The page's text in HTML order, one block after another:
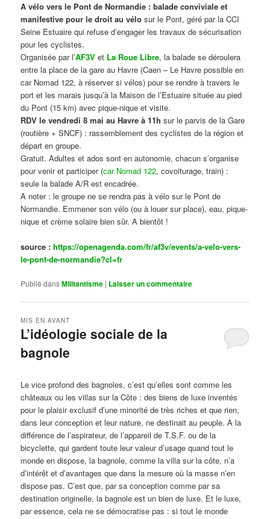
A vélo vers le Pont de Normandie : balade conviviale et
manifestive pour le droit au vélo sur le Pont, géré par la CCI
Seine Estuaire qui refuse d’engager les travaux de sécurisation
pour les cyclistes.
Organisée par l’AF3V et La Roue Libre, la balade se déroulera
entre la place de la gare au Havre (Caen – Le Havre possible en
car Nomad 122, à réserver si vélos) pour se rendre à travers le
port et les marais jusqu’à la Maison de l’Estuaire située au pied
du Pont (15 km) avec pique-nique et visite.
RDV le vendredi 8 mai au Havre à 11h sur le parvis de la Gare
(routière + SNCF) : rassemblement des cyclistes de la région et
départ en groupe.
Gratuit. Adultes et ados sont en autonomie, chacun s’organise
pour venir et participer (car Nomad 122, covoiturage, train) :
seule la balade A/R est encadrée.
A noter : le groupe ne se rendra pas à vélo sur le Pont de
Normandie. Emmener son vélo (ou à louer sur place), eau, pique-
nique et crème solaire bien sûr. A bientôt !
source :https://openagenda.com/fr/af3v/events/a-velo-vers-
le-pont-de-normandie?cl=fr
Publié dansMilitantisme | Laisser un commentaire
L’idéologie sociale de la
bagnole
MIS EN AVANT
Le vice profond des bagnoles, c’est qu’elles sont comme les
châteaux ou les villas sur la Côte : des biens de luxe inventés
pour le plaisir exclusif d’une minorité de très riches et que rien,
dans leur conception et leur nature, ne destinait au peuple. À la
différence de l’aspirateur, de l’appareil de T.S.F. ou de la
bicyclette, qui gardent toute leur valeur d’usage quand tout le
monde en dispose, la bagnole, comme la villa sur la côte, n’a
d’intérêt et d’avantages que dans la mesure où la masse n’en
dispose pas. C’est que, par sa conception comme par sa
destination originelle, la bagnole est un bien de luxe. Et le luxe,
par essence, cela ne se démocratise pas : si tout le monde